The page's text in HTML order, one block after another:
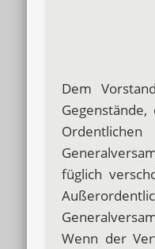
Dem
Ordentlichen
füglich
Wenn der